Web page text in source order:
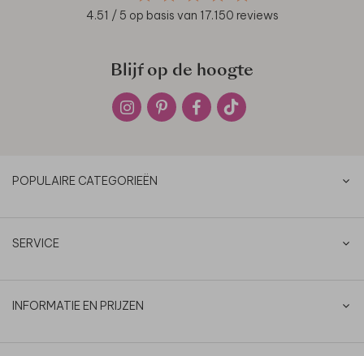
4.51 / 5 op basis van 17.150 reviews
Blijf op de hoogte
POPULAIRE CATEGORIEËN
SERVICE
INFORMATIE EN PRIJZEN